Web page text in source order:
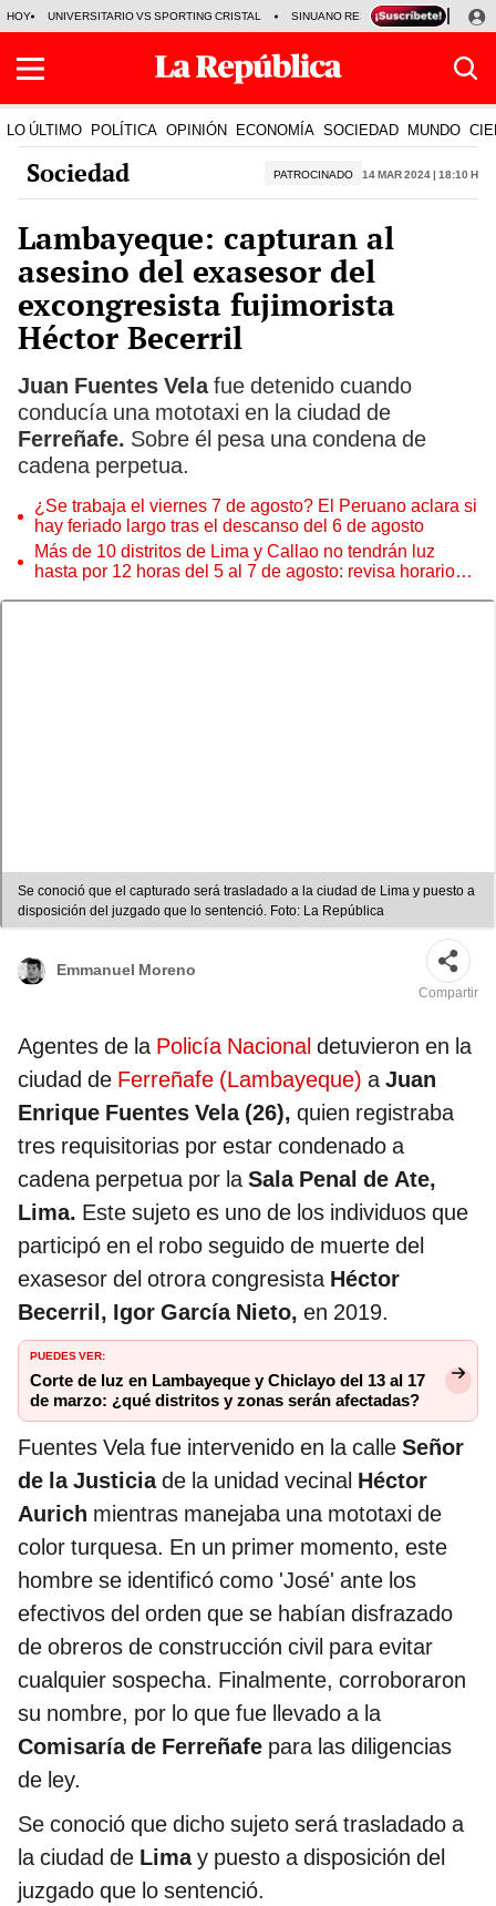
HOY UNIVERSITARIO VS SPORTING CRISTAL SINUANO RESULTADOS HOY
LO ÚLTIMO POLÍTICA OPINIÓN ECONOMÍA SOCIEDAD MUNDO
Sociedad PATROCINADO 14 Mar 2024 | 18:10 h
Lambayeque: capturan al
asesino del exasesor del
excongresista fujimorista
Héctor Becerril
Juan Fuentes Velafue detenido cuando
conducía una mototaxi en la ciudad de
Ferreñafe. Sobre él pesa una condena de
cadena perpetua.
¿Se trabaja el viernes 7 de agosto? El Peruano aclara si
hay feriado largo tras el descanso del 6 de agosto
Más de 10 distritos de Lima y Callao no tendrán luz
hasta por 12 horas del 5 al 7 de agosto: revisa horarios y
Se conoció que el capturado será trasladado a la ciudad de Lima y puesto a
disposición del juzgado que lo sentenció. Foto: La República
Emmanuel Moreno
Compartir
Agentes de la Policía Nacional detuvieron en la
ciudad de Ferreñafe (Lambayeque) aJuan
Enrique Fuentes Vela (26), quien registraba
tres requisitorias por estar condenado a
cadena perpetua por laSala Penal de Ate,
Lima. Este sujeto es uno de los individuos que
participó en el robo seguido de muerte del
exasesor del otrora congresista Héctor
Becerril, Igor García Nieto, en 2019.
PUEDES VER:
Corte de luz en Lambayeque y Chiclayo del 13 al 17
de marzo: ¿qué distritos y zonas serán afectadas?
Fuentes Vela fue intervenido en la calle Señor
de la Justiciade la unidad vecinal Héctor
Aurich mientras manejaba una mototaxi de
color turquesa. En un primer momento, este
hombre se identificó como 'José' ante los
efectivos del orden que se habían disfrazado
de obreros de construcción civil para evitar
cualquier sospecha. Finalmente, corroboraron
su nombre, por lo que fue llevado a la
Comisaría de Ferreñafe para las diligencias
de ley.
Se conoció que dicho sujeto será trasladado a
la ciudad de Limay puesto a disposición del
juzgado que lo sentenció.